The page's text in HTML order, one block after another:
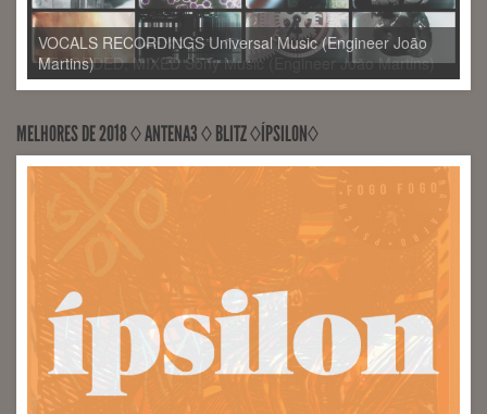
VOCALS RECORDINGS Universal Music (Engineer João
Martins)
MELHORES DE 2018 ◊ ANTENA3 ◊ BLITZ ◊ÍPSILON◊